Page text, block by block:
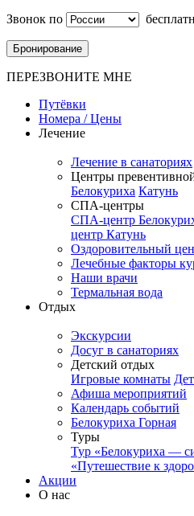
Звонок по
Бронирование
ПЕРЕЗВОНИТЕ МНЕ
Путёвки
Номера / Цены
Лечение
Лечение в санаториях
Центры
Белокуриха Катунь
СПА-центры
СПА-центр
центр Катунь
Оздоровительный
Лечебные факторы
Наши врачи
Термальная вода
Отдых
Экскурсии
Досуг в санаториях
Детский отдых
Игровые комнаты
Афиша мероприятий
Календарь событий
Белокуриха Горная
Туры
Тур «Белокуриха —
«Путешествие к
Акции
О нас